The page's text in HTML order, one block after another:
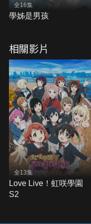
全16集
學姊是男孩
相關影片
全13集
Love Live！虹咲學園
S2